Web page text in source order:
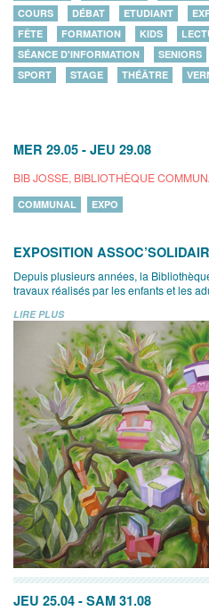
COURS
DÉBAT ETUDIANT
FÊTE
FORMATION KIDS
SÉANCE D'INFORMATION
SENIORS
SPORT
STAGE THÉÂTRE
MER 29.05 - JEU 29.08
BIB JOSSE, BIBLIOTHÈQUE
COMMUNAL EXPO
EXPOSITION
Depuis plusieurs années, la
travaux réalisés par les enfants et les
LIRE PLUS
JEU 25.04 - SAM 31.08